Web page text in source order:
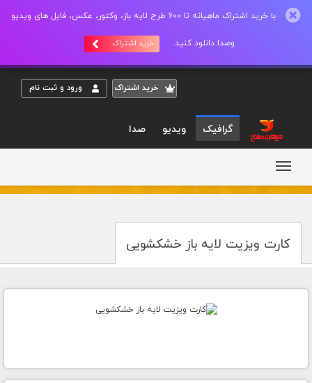
با خرید اشتراک ماهیانه تا 600 طرح لایه باز، وکتور، عکس، فایل های ویدیو
وصدا دانلود کنید. خرید اشتراک
خريد اشتراک ورود و ثبت نام
گرافیک ویدیو صدا
کارت ویزیت لایه باز خشکشویی